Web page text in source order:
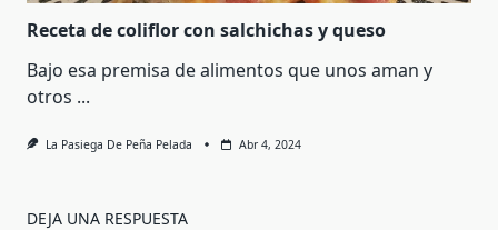
Receta de coliflor con salchichas y queso
Bajo esa premisa de alimentos que unos aman y
otros ...
La Pasiega De Peña Pelada Abr 4, 2024
DEJA UNA RESPUESTA